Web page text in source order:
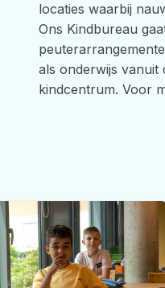
locaties waarbij
Ons Kindbureau
als onderwijs vanuit
kindcentrum. Voor